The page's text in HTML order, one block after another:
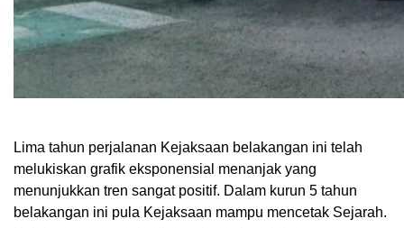
Lima tahun perjalanan Kejaksaan belakangan ini telah
melukiskan grafik eksponensial menanjak yang
menunjukkan tren sangat positif. Dalam kurun 5 tahun
belakangan ini pula Kejaksaan mampu mencetak Sejarah.